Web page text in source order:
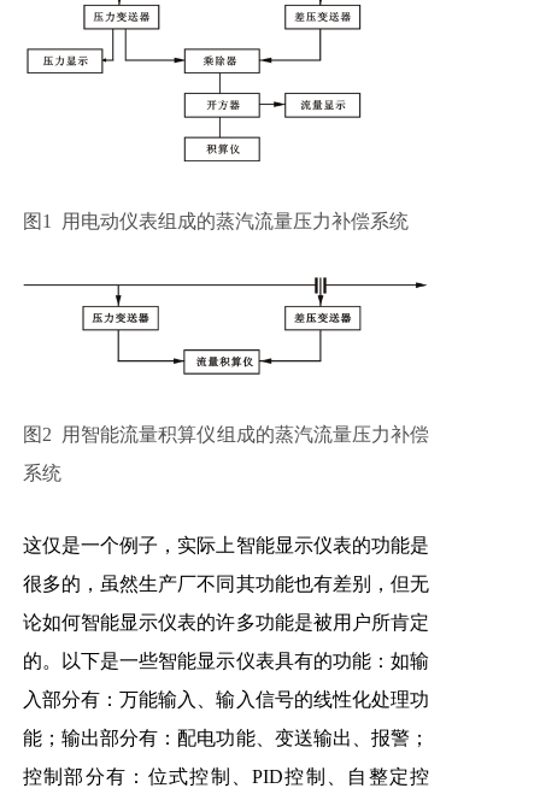
图1 用电动仪表组成的蒸汽流量压力补偿系统
图2 用智能流量积算仪组成的蒸汽流量压力补偿
系统
这仅是一个例子，实际上智能显示仪表的功能是
很多的，虽然生产厂不同其功能也有差别，但无
论如何智能显示仪表的许多功能是被用户所肯定
的。以下是一些智能显示仪表具有的功能：如输
入部分有：万能输入、输入信号的线性化处理功
能；输出部分有：配电功能、变送输出、报警；
控制部分有：位式控制、PID控制、自整定控